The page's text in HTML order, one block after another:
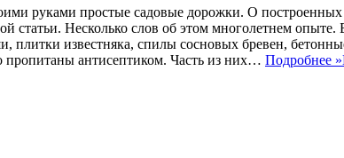
руками простые садовые дорожки. О
Несколько слов об этом многолетнем
плитки известняка, спилы сосновых бревен,
пропитаны антисептиком. Часть из них… Подробнее »